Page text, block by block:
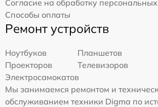
Согласие на обработку
Способы оплаты
Ремонт устройств
Ноутбуков
Планшетов
Проекторов
Телевизоров
Электросамокатов
Мы занимаемся ремонтом и
обслуживанием техники Digma по